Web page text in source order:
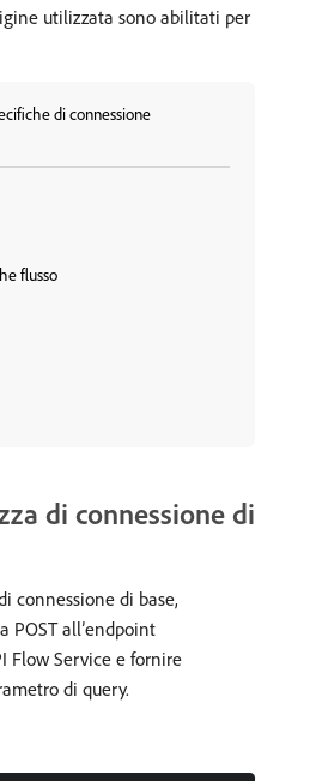
utilizzata sono abilitati per
di connessione
flusso
di connessione di
connessione di base,
POST all’endpoint
Flow Service e fornire
di query.